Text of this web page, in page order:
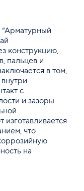
“Арматурный
конструкцию,
пальцев и
в том,
с
и зазоры
что
на